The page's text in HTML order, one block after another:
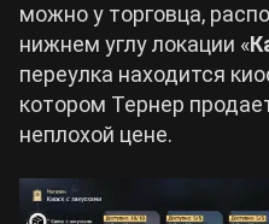
можно у торговца,
нижнем углу локации «
переулка находится
котором Тернер
неплохой цене.